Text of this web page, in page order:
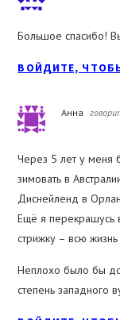
Большое спасибо!
ВОЙДИТЕ,
Анна
Через 5 лет у меня
зимовать в
Диснейленд в
Ещё я перекрашусь
стрижку – всю
Неплохо было бы
степень западного